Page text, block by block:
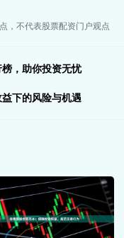
，不代表股票配资门户观点
，助你投资无忧
下的风险与机遇